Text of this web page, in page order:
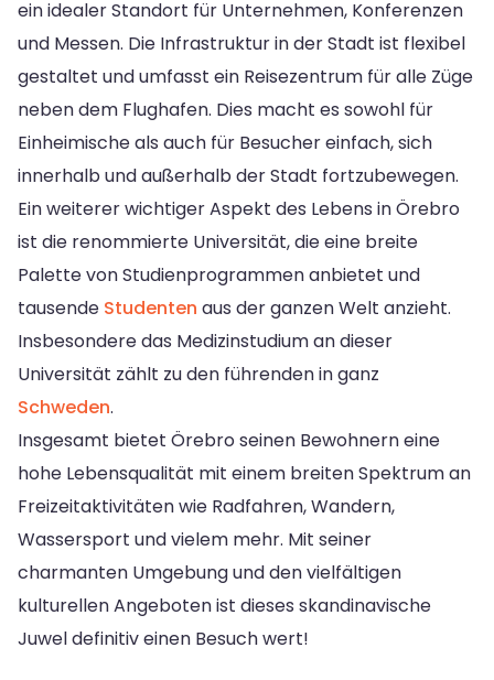
ein idealer Standort für Unternehmen, Konferenzen
und Messen. Die Infrastruktur in der Stadt ist flexibel
gestaltet und umfasst ein Reisezentrum für alle Züge
neben dem Flughafen. Dies macht es sowohl für
Einheimische als auch für Besucher einfach, sich
innerhalb und außerhalb der Stadt fortzubewegen.
Ein weiterer wichtiger Aspekt des Lebens in Örebro
ist die renommierte Universität, die eine breite
Palette von Studienprogrammen anbietet und
tausende Studenten aus der ganzen Welt anzieht.
Insbesondere das Medizinstudium an dieser
Universität zählt zu den führenden in ganz
Schweden.
Insgesamt bietet Örebro seinen Bewohnern eine
hohe Lebensqualität mit einem breiten Spektrum an
Freizeitaktivitäten wie Radfahren, Wandern,
Wassersport und vielem mehr. Mit seiner
charmanten Umgebung und den vielfältigen
kulturellen Angeboten ist dieses skandinavische
Juwel definitiv einen Besuch wert!